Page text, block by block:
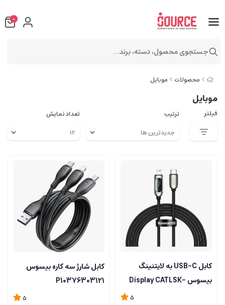
محصولات موبایل
موبایل
فیلتر ترتیب تعداد نمایش
کابل USB-C به لایتنینگ
بیسوس Display CATLSK-
5
کابل شارژ سه کاره بیسوس
P10376303121
5
0
جستجوی محصول، دسته، برند...